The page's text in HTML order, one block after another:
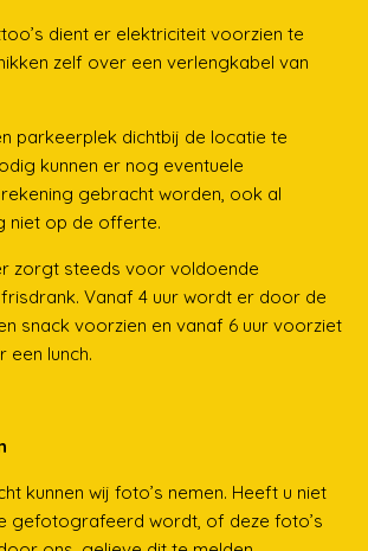
dient er elektriciteit voorzien te
zelf over een verlengkabel van
parkeerplek dichtbij de locatie te
kunnen er nog eventuele
gebracht worden, ook al
niet op de offerte.
zorgt steeds voor voldoende
Vanaf 4 uur wordt er door de
snack voorzien en vanaf 6 uur voorziet
een lunch.
kunnen wij foto’s nemen. Heeft u niet
gefotografeerd wordt, of deze foto’s